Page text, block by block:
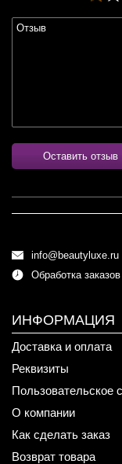
Оставить отзыв
info@beautyluxe.ru
Обработка
ИНФОРМАЦИЯ
Доставка и оплата
Реквизиты
Пользовательское
О компании
Как сделать заказ
Возврат товара